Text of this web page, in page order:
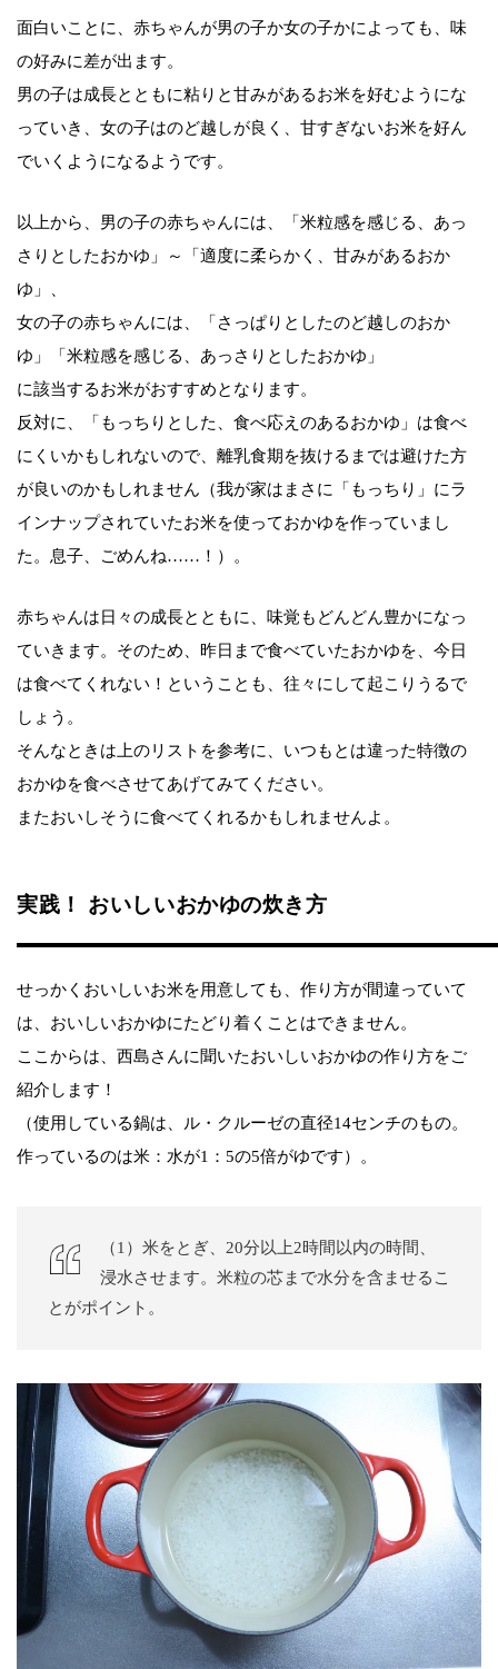
面白いことに、赤ちゃんが男の子か女の子かによっても、味
の好みに差が出ます。
男の子は成長とともに粘りと甘みがあるお米を好むようにな
っていき、女の子はのど越しが良く、甘すぎないお米を好ん
でいくようになるようです。
以上から、男の子の赤ちゃんには、「米粒感を感じる、あっ
さりとしたおかゆ」～「適度に柔らかく、甘みがあるおか
ゆ」、
女の子の赤ちゃんには、「さっぱりとしたのど越しのおか
ゆ」「米粒感を感じる、あっさりとしたおかゆ」
に該当するお米がおすすめとなります。
反対に、「もっちりとした、食べ応えのあるおかゆ」は食べ
にくいかもしれないので、離乳食期を抜けるまでは避けた方
が良いのかもしれません（我が家はまさに「もっちり」にラ
インナップされていたお米を使っておかゆを作っていまし
た。息子、ごめんね……！）。
赤ちゃんは日々の成長とともに、味覚もどんどん豊かになっ
ていきます。そのため、昨日まで食べていたおかゆを、今日
は食べてくれない！ということも、往々にして起こりうるで
しょう。
そんなときは上のリストを参考に、いつもとは違った特徴の
おかゆを食べさせてあげてみてください。
またおいしそうに食べてくれるかもしれませんよ。
実践！ おいしいおかゆの炊き方
せっかくおいしいお米を用意しても、作り方が間違っていて
は、おいしいおかゆにたどり着くことはできません。
ここからは、西島さんに聞いたおいしいおかゆの作り方をご
紹介します！
（使用している鍋は、ル・クルーゼの直径14センチのもの。
作っているのは米：水が1：5の5倍がゆです）。
（1）米をとぎ、20分以上2時間以内の時間、
浸水させます。米粒の芯まで水分を含ませるこ
とがポイント。